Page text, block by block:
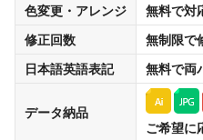
色変更・アレンジ
無料で対
修正回数
無制限で
日本語英語表記
無料で両
データ納品
ご希望に